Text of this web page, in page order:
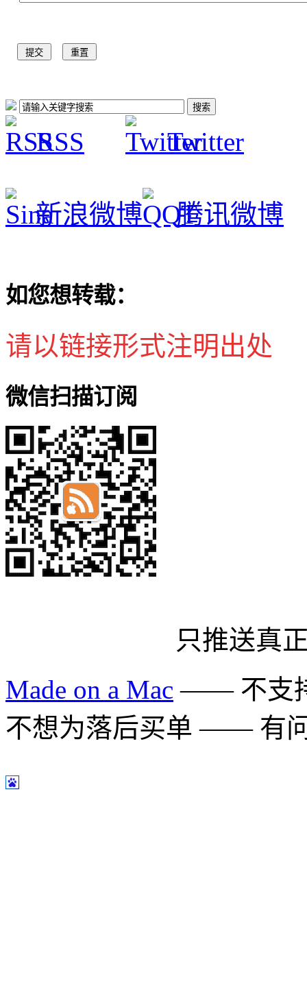
RSS Twitter
新浪微博 腾讯微博
如您想转载：
请以链接形式注明出处
微信扫描订阅
只推送真
Made on a Mac —— 不支
不想为落后买单 —— 有